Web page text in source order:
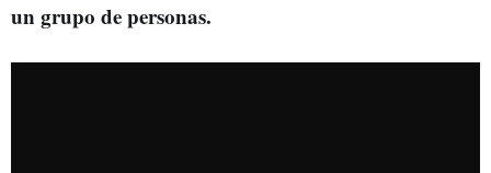
un grupo de personas.